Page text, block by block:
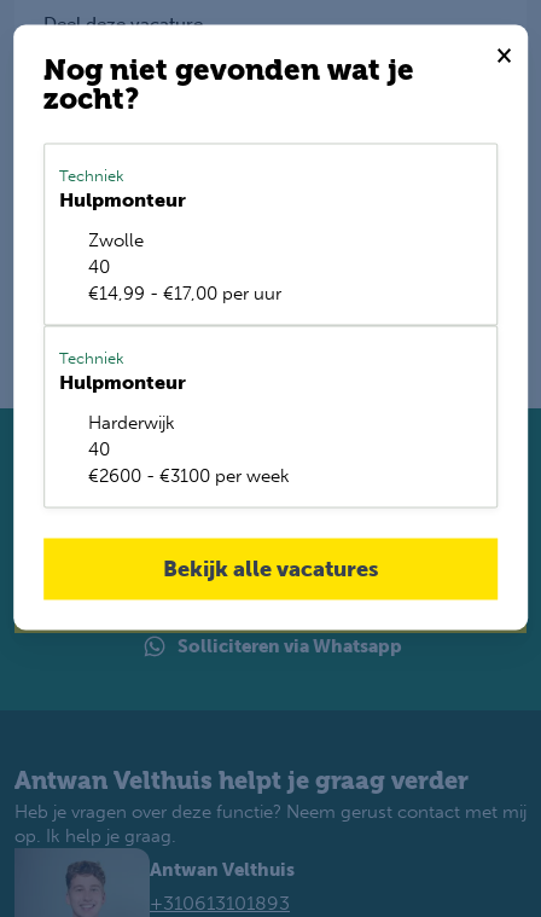
×
Nog niet gevonden wat je
zocht?
Techniek
Hulpmonteur
Zwolle
40
€14,99 - €17,00 per uur
Techniek
Hulpmonteur
Harderwijk
40
€2600 - €3100 per week
Bekijk alle vacatures
Deel deze vacature
Name
Solliciteer direct
Solliciteren
Solliciteren via Whatsapp
Antwan Velthuis helpt je graag verder
Heb je vragen over deze functie? Neem gerust contact met mij
op. Ik help je graag.
Antwan Velthuis
+310613101893